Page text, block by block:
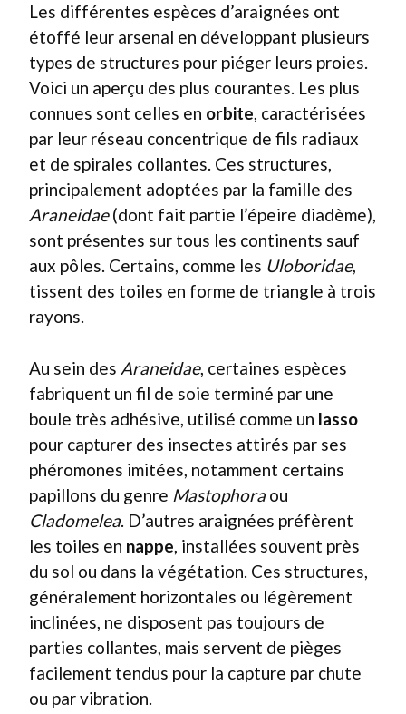
Les différentes espèces d’araignées ont
étoffé leur arsenal en développant plusieurs
types de structures pour piéger leurs proies.
Voici un aperçu des plus courantes. Les plus
connues sont celles en orbite, caractérisées
par leur réseau concentrique de fils radiaux
et de spirales collantes. Ces structures,
principalement adoptées par la famille des
Araneidae(dont fait partie l’épeire diadème),
sont présentes sur tous les continents sauf
aux pôles. Certains, comme les Uloboridae,
tissent des toiles en forme de triangle à trois
rayons.
Au sein des Araneidae, certaines espèces
fabriquent un fil de soie terminé par une
boule très adhésive, utilisé comme un lasso
pour capturer des insectes attirés par ses
phéromones imitées, notamment certains
papillons du genre Mastophoraou
Cladomelea. D’autres araignées préfèrent
les toiles en nappe , installées souvent près
du sol ou dans la végétation. Ces structures,
généralement horizontales ou légèrement
inclinées, ne disposent pas toujours de
parties collantes, mais servent de pièges
facilement tendus pour la capture par chute
ou par vibration.